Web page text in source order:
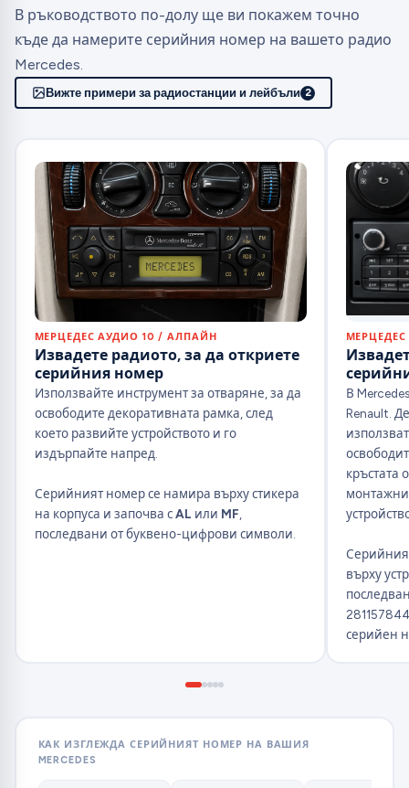
В ръководството по-долу ще ви покажем точно
къде да намерите серийния номер на вашето радио
Mercedes.
Вижте примери за радиостанции и лейбъли 2
МЕРЦЕДЕС АУДИО 10 / АЛПАЙН
Извадете радиото, за да откриете
серийния номер
Използвайте инструмент за отваряне, за да
освободите декоративната рамка, след
което развийте устройството и го
издърпайте напред.
Серийният номер се намира върху стикера
на корпуса и започва сAL или MF
последвани от буквено-цифрови символи.
В
Renault.
кръстата
върху
серийен
КАК ИЗГЛЕЖДА СЕРИЙНИЯТ НОМЕР НА ВАШИЯ
MERCEDES